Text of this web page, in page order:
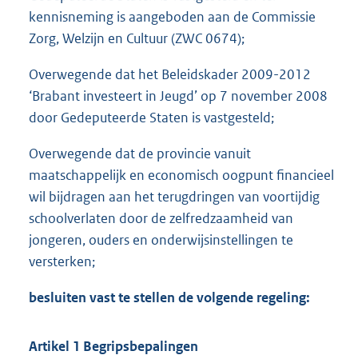
kennisneming is aangeboden aan de Commissie
Zorg, Welzijn en Cultuur (ZWC 0674);
Overwegende dat het Beleidskader 2009-2012
‘Brabant investeert in Jeugd’ op 7 november 2008
door Gedeputeerde Staten is vastgesteld;
Overwegende dat de provincie vanuit
maatschappelijk en economisch oogpunt financieel
wil bijdragen aan het terugdringen van voortijdig
schoolverlaten door de zelfredzaamheid van
jongeren, ouders en onderwijsinstellingen te
versterken;
besluiten vast te stellen de volgende regeling:
Artikel 1 Begripsbepalingen